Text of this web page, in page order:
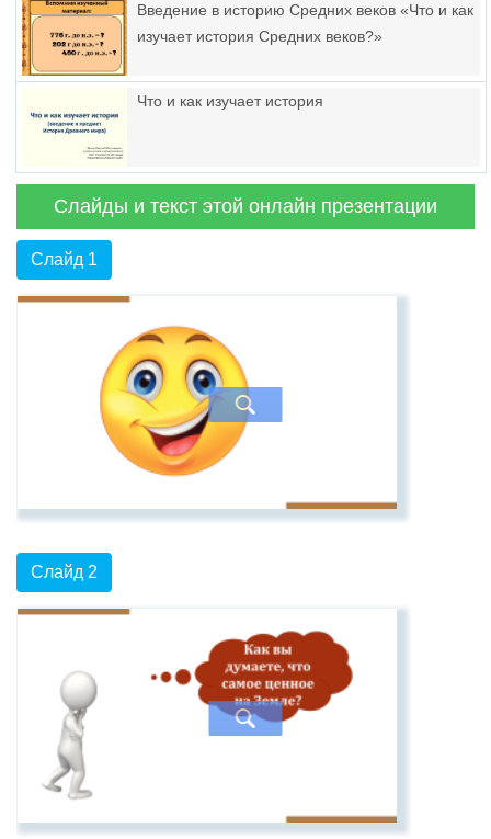
Введение в историю Средних веков «Что и как
изучает история Средних веков?»
Что и как изучает история
Слайды и текст этой онлайн презентации
Слайд 1
Слайд 2